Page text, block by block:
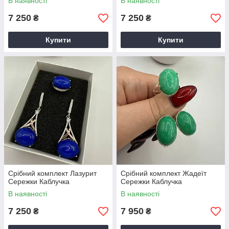
7 250 ₴
Купити
7 250 ₴
Купити
Срібний комплект Лазурит
Сережки Каблучка
В наявності
7 250 ₴
Срібний комплект Жадеїт
Сережки Каблучка
В наявності
7 950 ₴